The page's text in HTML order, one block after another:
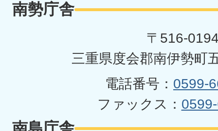
南勢庁舎
〒516-
三重県度会郡南伊勢町
電話番号： 0599-
ファックス：